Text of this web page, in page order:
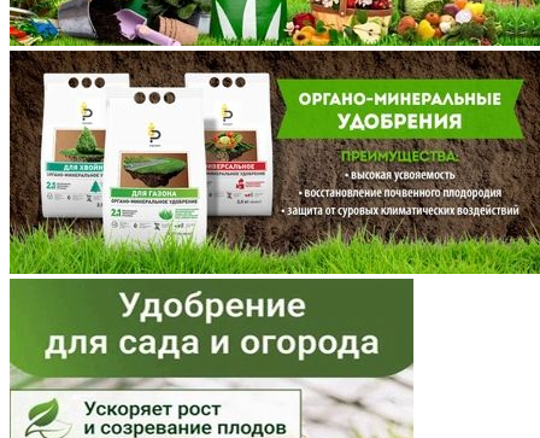
Марий Эл
Мордовия
Московская область
Мурманская область
Ненецкий АО
Нижегородская область
Новгородская область
Новосибирская область
Омская область